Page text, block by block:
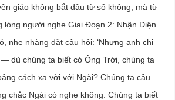
giáo không bắt đầu từ số không, mà từ
lòng người nghe.Giai Đoạn 2: Nhận Diện
nhẹ nhàng đặt câu hỏi: ‘Nhưng anh chị
dù chúng ta biết có Ông Trời, chúng ta
cách xa vời với Ngài? Chúng ta cầu
chắc Ngài có nghe không. Chúng ta biết